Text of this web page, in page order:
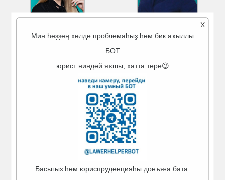
МИГРАНОВ
Төп юрист
ЧИСТОВ
Төп юрист
X
Мин һеҙҙең хәлде проблемаһыҙ һәм бик аҡыллы
БОТ
юрист ниндәй яҡшы, хатта тере😉
Басыгыз һәм юриспруденцияһы донъяға бата.